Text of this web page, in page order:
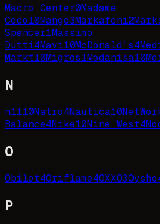
Macro Center0Madame
Coco10Mango3Markafoni2
Spencer1Massimo
Dutti4Mavi10McDonald's4
Markt10Migros1Modanisa10
N
n1110Natro4Nautica10
Balance4Nike10Nine West4
O
Obilet4Oriflame4OXXO3Oysho
P